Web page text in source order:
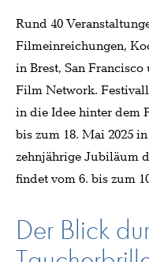
Rund 40
Filmeinreichungen,
in Brest, San
Film Network.
in die Idee hinter dem
bis zum 18. Mai 2025
zehnjährige Jubiläum
findet vom 6. bis zum
Der Blick